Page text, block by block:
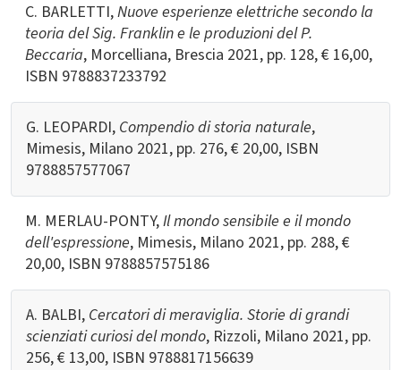
C. BARLETTI,Nuove esperienze elettriche secondo la
teoria del Sig. Franklin e le produzioni del P.
Beccaria, Morcelliana, Brescia 2021, pp. 128, € 16,00,
ISBN 9788837233792
G. LEOPARDI, Compendio di storia naturale,
Mimesis, Milano 2021, pp. 276, € 20,00, ISBN
9788857577067
M. MERLAU-PONTY,Il mondo sensibile e il mondo
dell'espressione, Mimesis, Milano 2021, pp. 288, €
20,00, ISBN 9788857575186
A. BALBI, Cercatori di meraviglia. Storie di grandi
scienziati curiosi del mondo, Rizzoli, Milano 2021, pp.
256, € 13,00, ISBN 9788817156639